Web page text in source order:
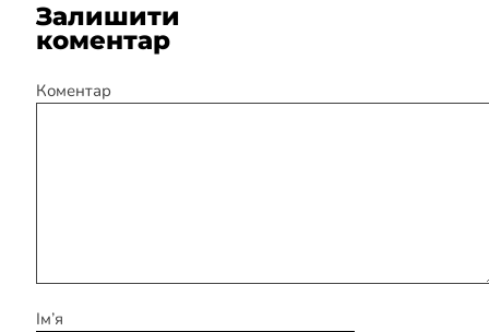
Залишити
коментар
Коментар
Ім’я